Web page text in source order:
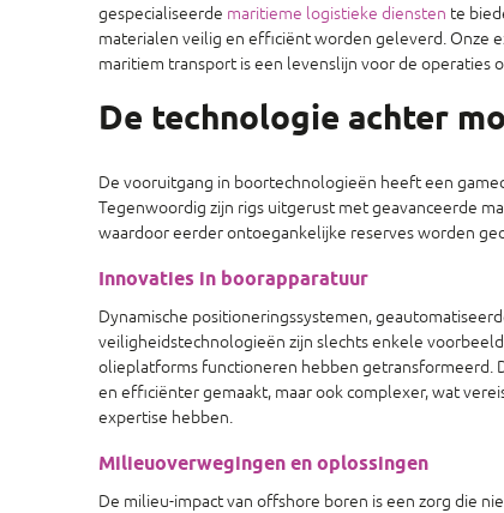
gespecialiseerde maritieme logistieke diensten te
materialen veilig en efficiënt worden geleverd. Onze
maritiem transport is een levenslijn voor de operaties
De technologie achter
De vooruitgang in boortechnologieën heeft een
Tegenwoordig zijn rigs uitgerust met geavanceerde
waardoor eerder ontoegankelijke reserves worden
Innovaties in boorapparatuur
Dynamische positioneringssystemen,
veiligheidstechnologieën zijn slechts enkele
olieplatforms functioneren hebben getransformeerd.
en efficiënter gemaakt, maar ook complexer, wat
expertise hebben.
Milieuoverwegingen en oplossingen
De milieu-impact van offshore boren is een zorg die